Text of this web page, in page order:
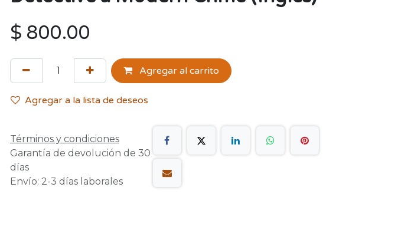
$ 800.00
Agregar al carrito
Agregar a la lista de deseos
Términos y condiciones
Garantía de devolución de 30
días
Envío: 2-3 días laborales